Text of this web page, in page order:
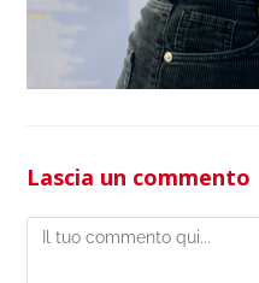
Lascia un commento